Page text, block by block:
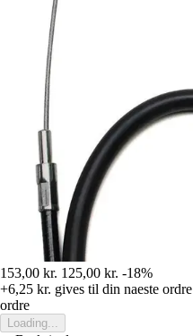
153,00 kr. 125,00 kr. -18%
+6,25 kr. gives til din naeste ordre
ordre
Loading...